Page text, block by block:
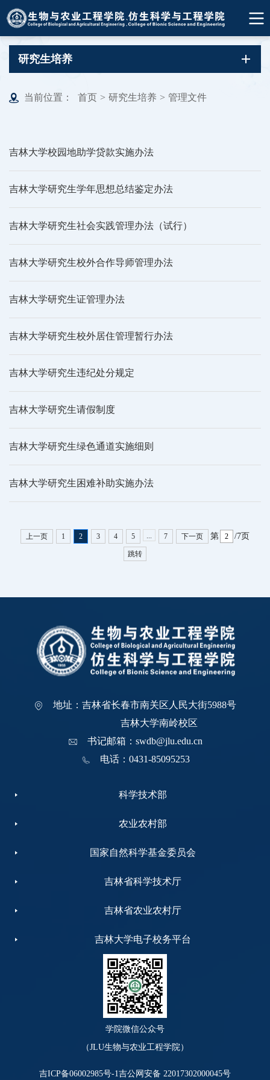
研究生培养
当前位置： 首页 > 研究生培养 > 管理文件
吉林大学校园地助学贷款实施办法
吉林大学研究生学年思想总结鉴定办法
吉林大学研究生社会实践管理办法（试行）
吉林大学研究生校外合作导师管理办法
吉林大学研究生证管理办法
吉林大学研究生校外居住管理暂行办法
吉林大学研究生违纪处分规定
吉林大学研究生请假制度
吉林大学研究生绿色通道实施细则
吉林大学研究生困难补助实施办法
上一页 1 2 3 4 5 ... 7 下一页 第 /7页
跳转
地址：吉林省长春市南关区人民大街5988号
吉林大学南岭校区
书记邮箱：swdb@jlu.edu.cn
电话：0431-85095253
科学技术部
农业农村部
国家自然科学基金委员会
吉林省科学技术厅
吉林省农业农村厅
吉林大学电子校务平台
学院微信公众号
（JLU生物与农业工程学院）
吉ICP备06002985号-1吉公网安备 22017302000045号